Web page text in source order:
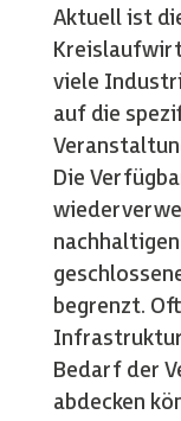
Aktuell ist
viele
auf die
Die
begrenzt.
Bedarf der
abdecken